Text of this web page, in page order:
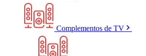
Complementos de TV